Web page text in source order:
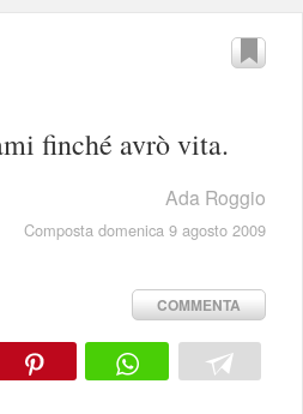
finché avrò vita.
Ada Roggio
Composta domenica 9 agosto 2009
COMMENTA